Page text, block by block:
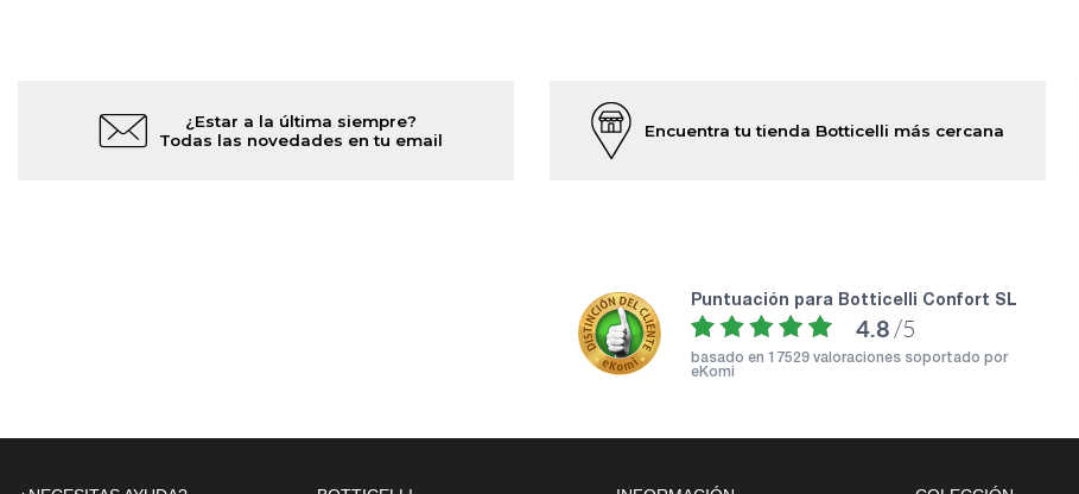
¿Estar a la última siempre?
Todas las novedades en tu email
Encuentra tu tienda Botticelli más cercana
puntuación para Botticelli Confort SL
4.8 /5
basado en 17529 valoraciones soportado por
eKomi